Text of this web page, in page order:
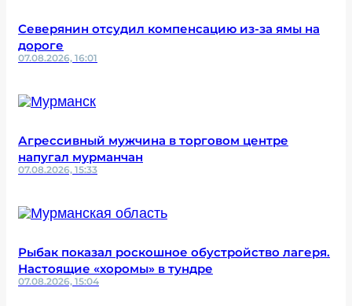
Северянин отсудил компенсацию из-за ямы на
дороге
07.08.2026, 16:01
Агрессивный мужчина в торговом центре
напугал мурманчан
07.08.2026, 15:33
Рыбак показал роскошное обустройство лагеря.
Настоящие «хоромы» в тундре
07.08.2026, 15:04